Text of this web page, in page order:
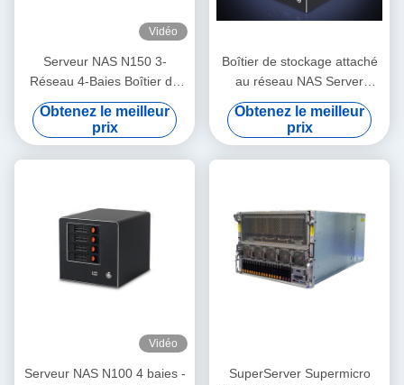
Vidéo
Serveur NAS N150 3-
Réseau 4-Baies Boîtier de
stockage en réseau (NAS)
Obtenez le meilleur
prix
Boîtier de stockage attaché
au réseau NAS Server
N2940 à quatre baies et
réseau unique
Obtenez le meilleur
prix
Vidéo
Serveur NAS N100 4 baies -
SuperServer Supermicro